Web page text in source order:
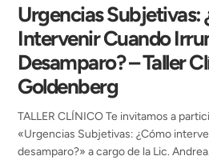
Urgencias Subjetivas:
Intervenir Cuando
Desamparo? – Taller
Goldenberg
TALLER CLÍNICO Te invitamos a
«Urgencias Subjetivas: ¿Cómo
desamparo?» a cargo de la Lic.